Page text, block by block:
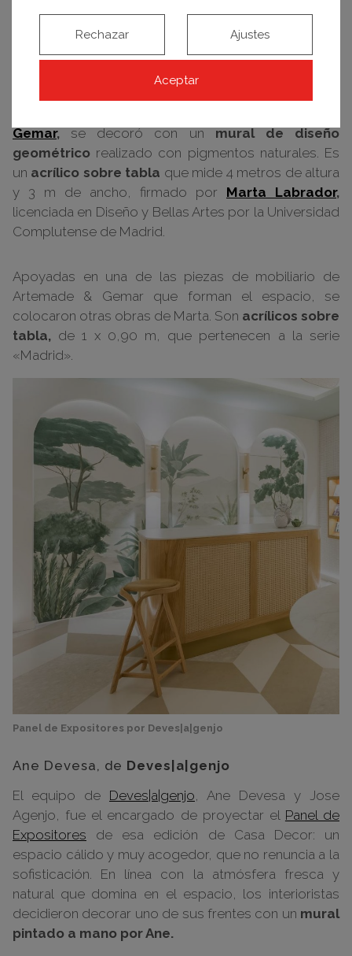
Gemar, se decoró con un mural de diseño
geométrico realizado con pigmentos naturales. Es
un acrílico sobre tabla que mide 4 metros de altura
y 3 m de ancho, firmado por Marta Labrador,
licenciada en Diseño y Bellas Artes por la Universidad
Complutense de Madrid.
Apoyadas en una de las piezas de mobiliario de
Artemade & Gemar que forman el espacio, se
colocaron otras obras de Marta. Son acrílicos sobre
tabla, de 1 x 0,90 m, que pertenecen a la serie
«Madrid».
Panel de Expositores por Deves|a|genjo
Ane Devesa, de Deves|a|genjo
El equipo de Deves|a|genjo, Ane Devesa y Jose
Agenjo, fue el encargado de proyectar el Panel de
Expositores de esa edición de Casa Decor: un
espacio cálido y muy acogedor, que no renuncia a la
sofisticación. En línea con la atmósfera fresca y
natural que domina en el espacio, los interioristas
decidieron decorar uno de sus frentes con un mural
pintado a mano por Ane.
Aceptar
Rechazar Ajustes